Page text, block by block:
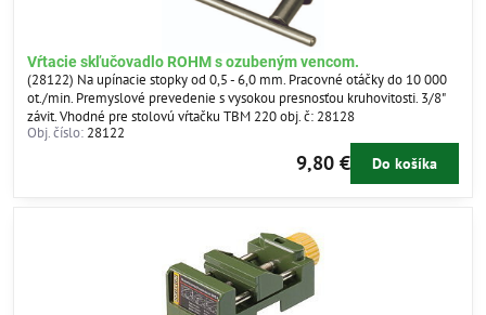
Vŕtacie skľučovadlo ROHM s ozubeným vencom.
(28122) Na upínacie stopky od 0,5 - 6,0 mm. Pracovné otáčky do 10 000
ot./min. Premyslové prevedenie s vysokou presnosťou kruhovitosti. 3/8"
závit. Vhodné pre stolovú vŕtačku TBM 220 obj. č: 28128
Obj. číslo: 28122
9,80 € Do košíka